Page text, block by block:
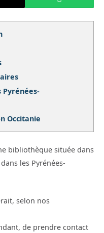
Pyrénées-
Occitanie
bibliothèque située dans
les Pyrénées-
selon nos
de prendre contact